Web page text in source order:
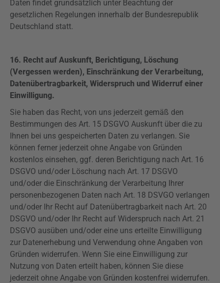
Daten findet grundsätzlich unter Beachtung der
gesetzlichen Regelungen innerhalb der Bundesrepublik
Deutschland statt.
16. Recht auf Auskunft, Berichtigung, Löschung
(Vergessen werden), Einschränkung der Verarbeitung,
Datenübertragbarkeit, Widerspruch und Widerruf einer
Einwilligung.
Sie haben das Recht, von uns jederzeit gemäß den
Bestimmungen des Art. 15 DSGVO Auskunft über die zu
Ihnen bei uns gespeicherten Daten zu verlangen. Sie
können ferner jederzeit ohne Angabe von Gründen
kostenlos einsehen, ggf. deren Berichtigung nach Art. 16
DSGVO und/oder Löschung nach Art. 17 DSGVO
und/oder die Einschränkung der Verarbeitung Ihrer
personenbezogenen Daten nach Art. 18 DSVGO verlangen
und/oder Ihr Recht auf Datenübertragbarkeit nach Art. 20
DSGVO und/oder Ihr Recht auf Widerspruch nach Art. 21
DSGVO ausüben und/oder eine uns erteilte Einwilligung
zur Datenerhebung und Verwendung ohne Angaben von
Gründen widerrufen. Wenn Sie eine Einwilligung zur
Nutzung von Daten erteilt haben, können Sie diese
jederzeit ohne Angabe von Gründen kostenfrei widerrufen.